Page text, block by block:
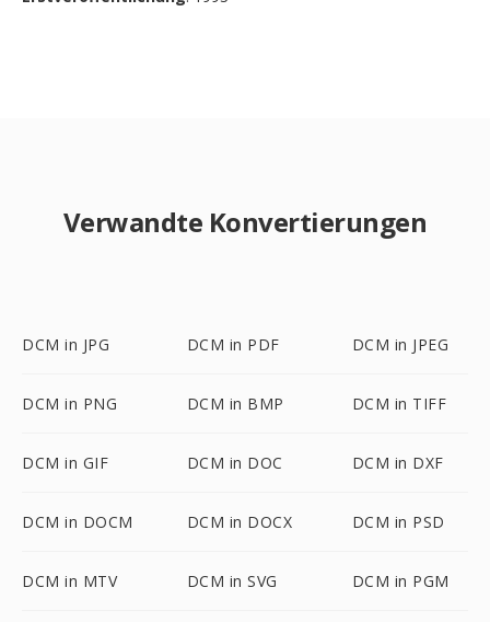
Verwandte Konvertierungen
DCM in JPG DCM in PDF DCM in JPEG
DCM in PNG DCM in BMP DCM in TIFF
DCM in GIF DCM in DOC DCM in DXF
DCM in DOCM DCM in DOCX DCM in PSD
DCM in MTV DCM in SVG DCM in PGM